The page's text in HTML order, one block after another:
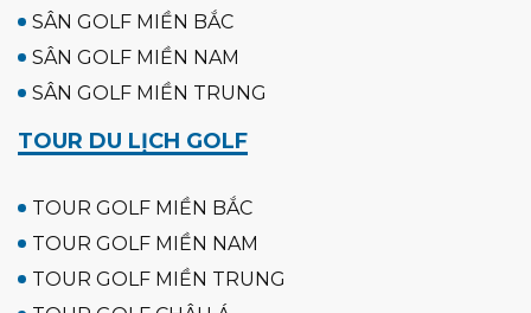
SÂN GOLF MIỀN BẮC
SÂN GOLF MIỀN NAM
SÂN GOLF MIỀN TRUNG
TOUR DU LỊCH GOLF
TOUR GOLF MIỀN BẮC
TOUR GOLF MIỀN NAM
TOUR GOLF MIỀN TRUNG